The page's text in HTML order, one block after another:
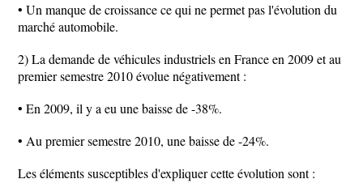
• Un manque de croissance ce qui ne permet pas l'évolution du
marché automobile.
2) La demande de véhicules industriels en France en 2009 et au
premier semestre 2010 évolue négativement :
• En 2009, il y a eu une baisse de -38%.
• Au premier semestre 2010, une baisse de -24%.
Les éléments susceptibles d'expliquer cette évolution sont :